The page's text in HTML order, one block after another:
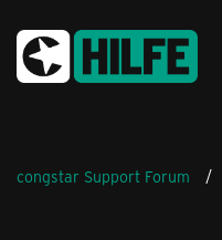
congstar Support Forum